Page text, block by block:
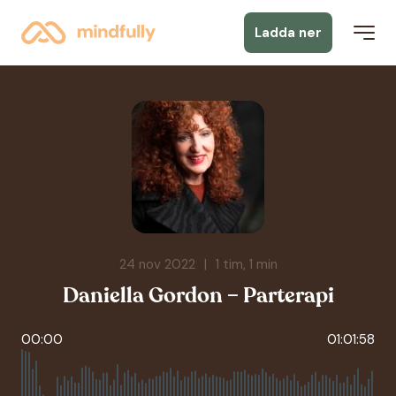
Ladda ner
24 nov 2022 | 1 tim, 1 min
Daniella Gordon – Parterapi
00:00 01:01:58